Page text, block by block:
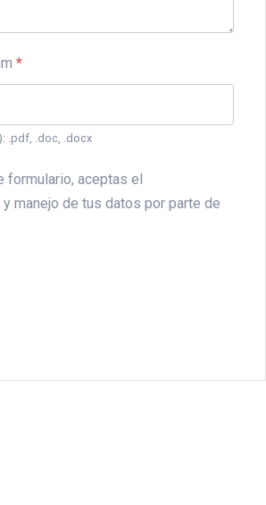
*
.pdf, .doc, .docx
formulario, aceptas el
manejo de tus datos por parte de